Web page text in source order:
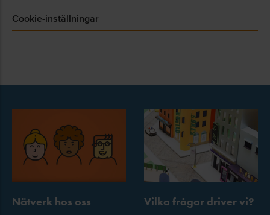
Cookie-inställningar
Nätverk hos oss
Vilka frågor driver vi?